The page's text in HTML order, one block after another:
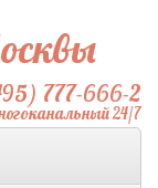
777-666-2
24/7